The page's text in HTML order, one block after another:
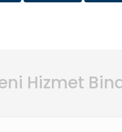
Hizmet